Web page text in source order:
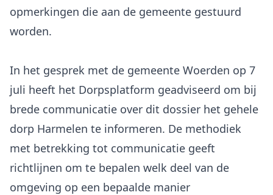
opmerkingen die aan de gemeente gestuurd
worden.
In het gesprek met de gemeente Woerden op 7
juli heeft het Dorpsplatform geadviseerd om bij
brede communicatie over dit dossier het gehele
dorp Harmelen te informeren. De methodiek
met betrekking tot communicatie geeft
richtlijnen om te bepalen welk deel van de
omgeving op een bepaalde manier